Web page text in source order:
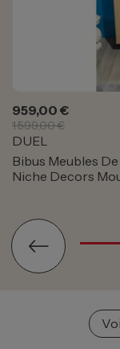
Prix
959,00 €Prix de
1 599,00 €
DUEL
Bibus Meubles
Niche Decors